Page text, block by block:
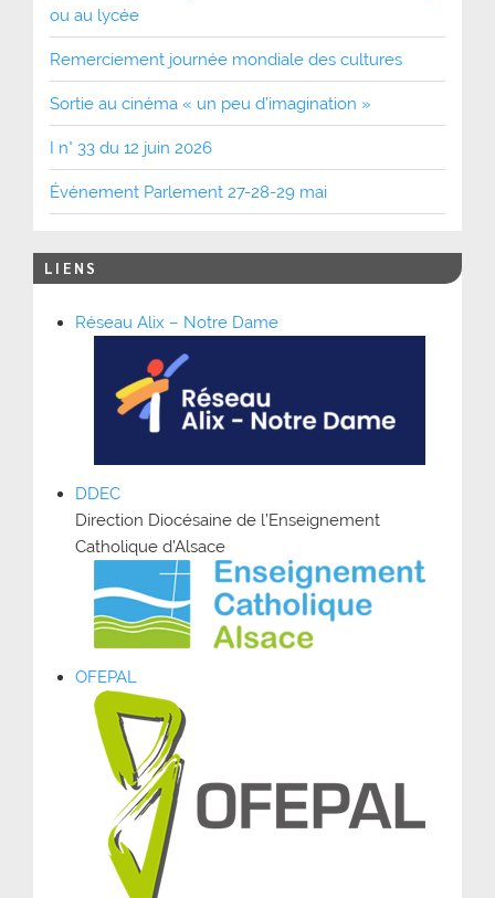
ou au lycée
Remerciement journée mondiale des cultures
Sortie au cinéma « un peu d’imagination »
I n° 33 du 12 juin 2026
Événement Parlement 27-28-29 mai
LIENS
Réseau Alix – Notre Dame
DDEC
Direction Diocésaine de l’Enseignement
Catholique d’Alsace
OFEPAL